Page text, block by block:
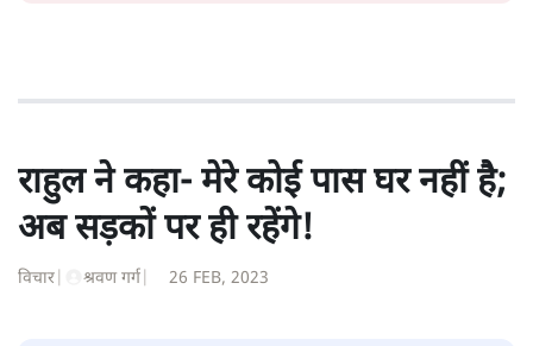
राहुल ने कहा- मेरे कोई पास घर नहीं है;
अब सड़कों पर ही रहेंगे!
विचार श्रवण गर्ग 26 FEB, 2023